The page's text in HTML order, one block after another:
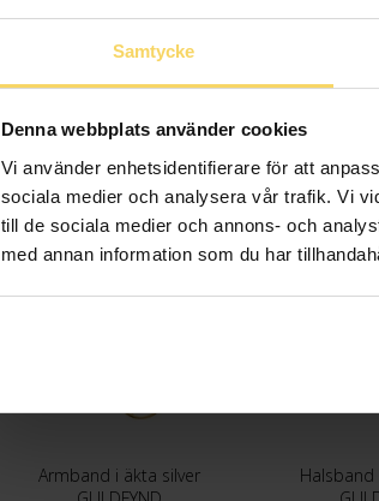
Samtycke
Denna webbplats använder cookies
Vi använder enhetsidentifierare för att
sociala medier och analysera vår trafik. Vi
till de sociala medier och annons- och
med annan information som du har
Klubbpris
Armband i äkta silver
Klubbpris
Halsband